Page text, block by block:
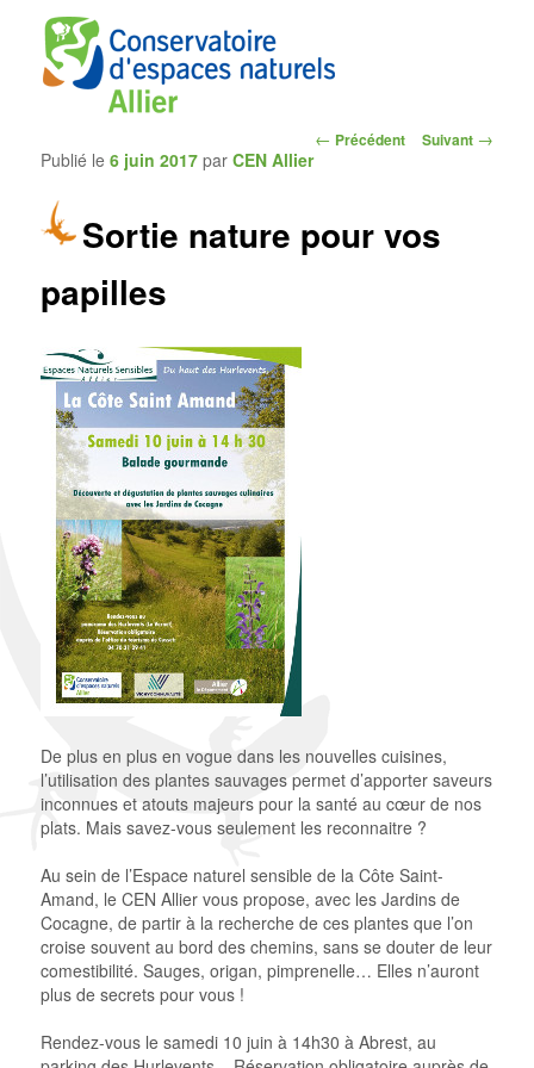
CEN Allier
Navigation
des
← Précédent Suivant →
Sortie nature pour vos
papilles
Publié le6 juin 2017 parCEN Allier
De plus en plus en vogue dans les nouvelles cuisines,
l’utilisation des plantes sauvages permet d’apporter saveurs
inconnues et atouts majeurs pour la santé au cœur de nos
plats. Mais savez-vous seulement les reconnaitre ?
Au sein de l’Espace naturel sensible de la Côte Saint-
Amand, le CEN Allier vous propose, avec les Jardins de
Cocagne, de partir à la recherche de ces plantes que l’on
croise souvent au bord des chemins, sans se douter de leur
comestibilité. Sauges, origan, pimprenelle… Elles n’auront
plus de secrets pour vous !
Rendez-vous le samedi 10 juin à 14h30 à Abrest, au